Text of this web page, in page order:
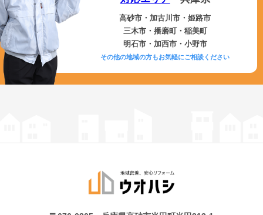
高砂市・加古川市・姫路市
三木市・播磨町・稲美町
明石市・加西市・小野市
その他の地域の方もお気軽にご相談ください